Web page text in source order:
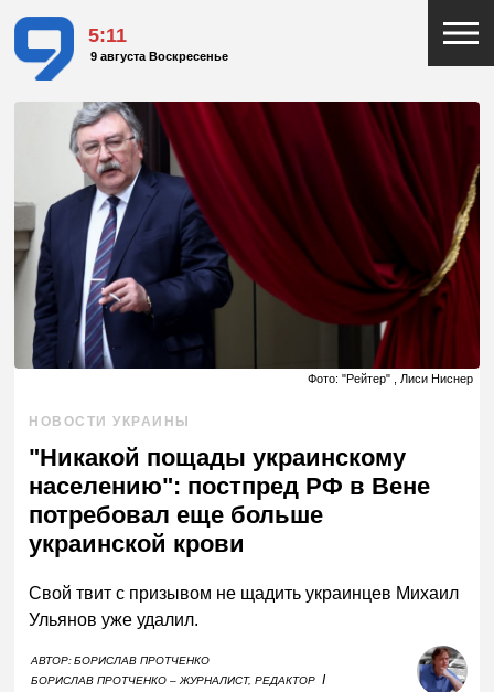
5:11
9 августа Воскресенье
Фото: "Рейтер" , Лиси Ниснер
НОВОСТИ УКРАИНЫ
"Никакой пощады украинскому
населению": постпред РФ в Вене
потребовал еще больше
украинской крови
Свой твит с призывом не щадить украинцев Михаил
Ульянов уже удалил.
АВТОР:БОРИСЛАВ ПРОТЧЕНКО
БОРИСЛАВ ПРОТЧЕНКО – ЖУРНАЛИСТ, РЕДАКТОР I